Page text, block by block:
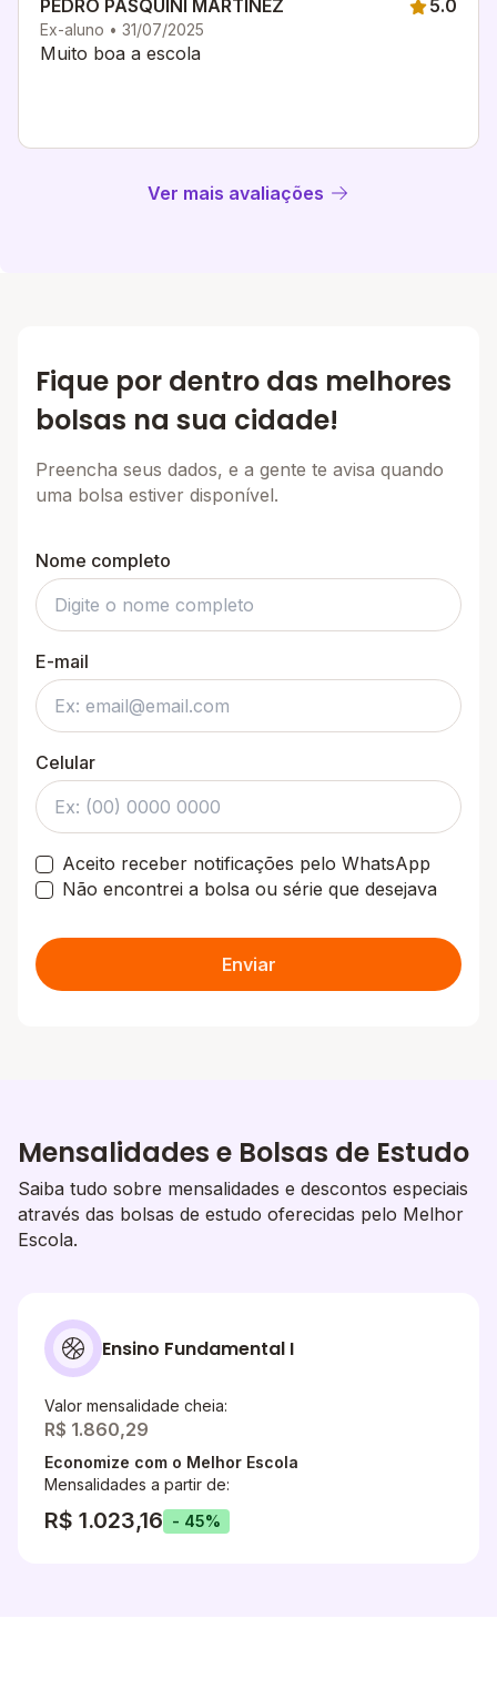
PEDRO PASQUINI MARTINEZ
Ex-aluno • 31/07/2025
5.0
Muito boa a escola
Ver mais avaliações
Fique por dentro das melhores
bolsas na sua cidade!
Preencha seus dados, e a gente te avisa quando
uma bolsa estiver disponível.
Nome completo
E-mail
Celular
Aceito receber notificações pelo WhatsApp
Não encontrei a bolsa ou série que desejava
Enviar
Mensalidades e Bolsas de Estudo
Saiba tudo sobre mensalidades e descontos especiais
através das bolsas de estudo oferecidas pelo Melhor
Escola.
Ensino Fundamental I
Valor mensalidade cheia:
R$ 1.860,29
Economize com o Melhor Escola
Mensalidades a partir de:
R$ 1.023,16 - 45%